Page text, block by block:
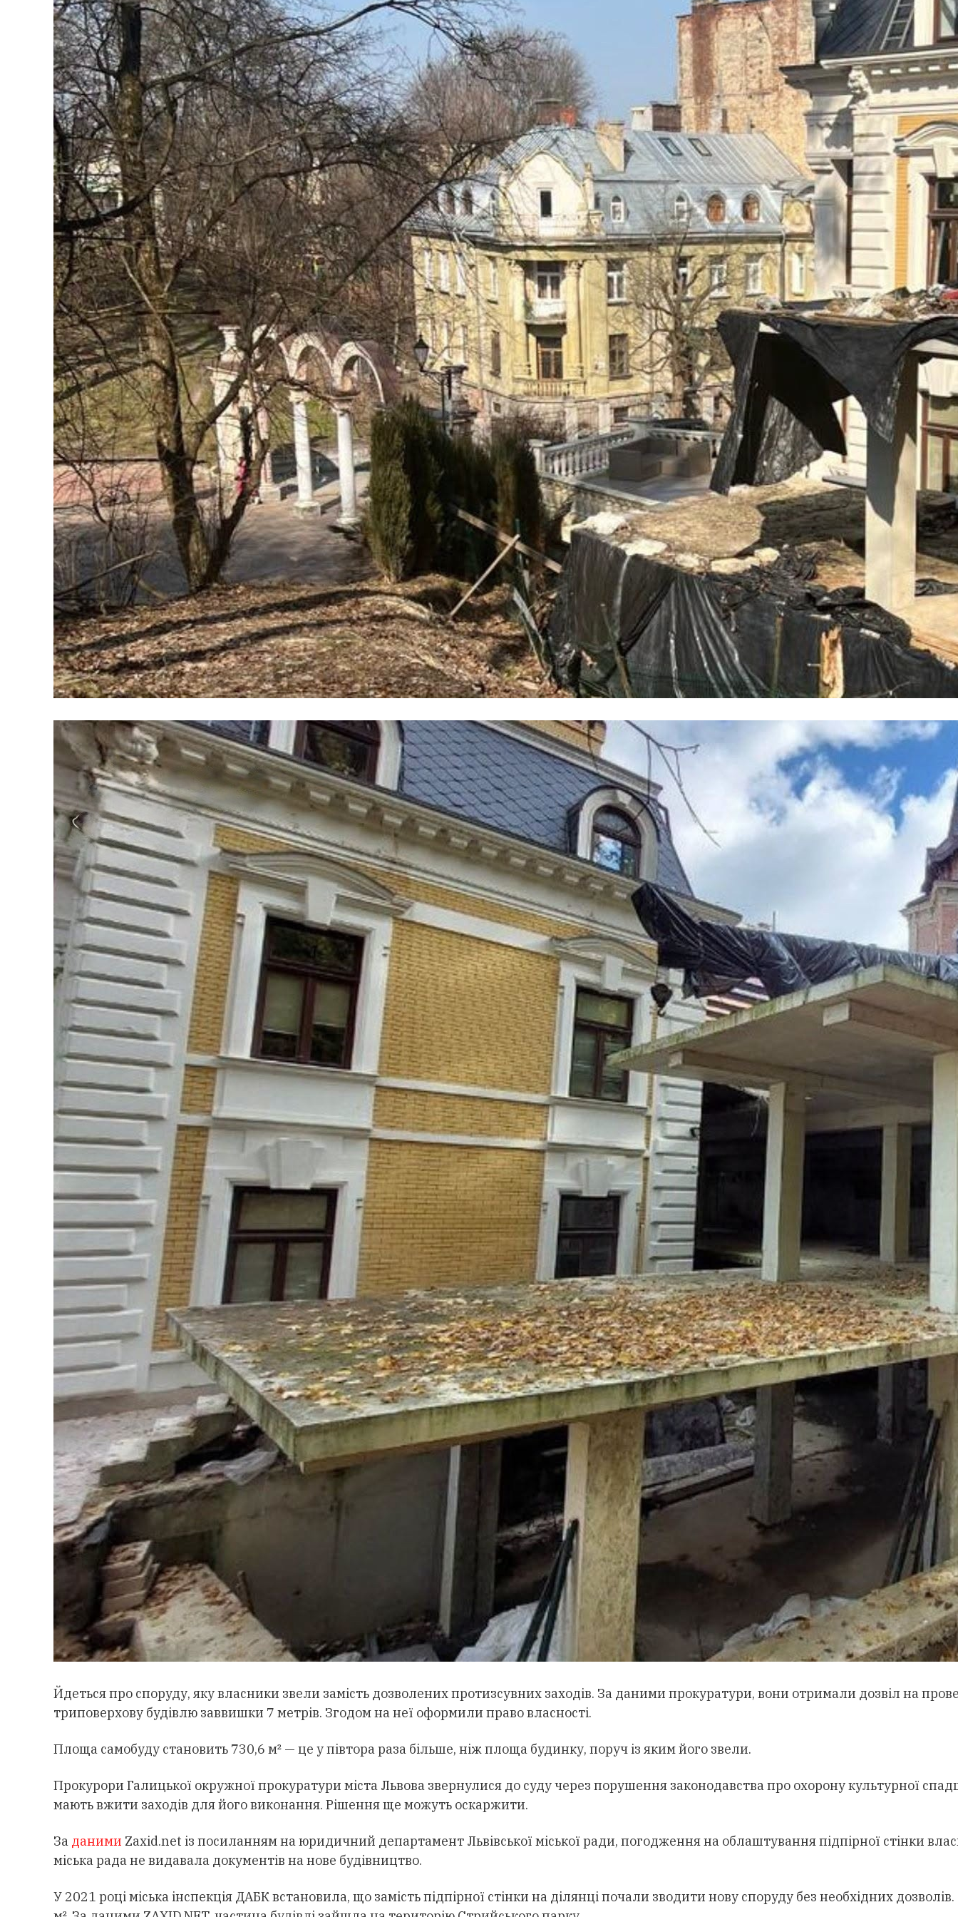
Йдеться про споруду, яку власники звели замість дозволених протизсувних заходів. За даними прокуратури, вони отримали дозвіл на
триповерхову будівлю заввишки 7 метрів. Згодом на неї оформили право власності.
Площа самобуду становить 730,6 м² — це у півтора раза більше, ніж площа будинку, поруч із яким його звели.
Прокурори Галицької окружної прокуратури міста Львова звернулися до суду через порушення законодавства про охорону культурної
мають вжити заходів для його виконання. Рішення ще можуть оскаржити.
За даними Zaxid.net із посиланням на юридичний департамент Львівської міської ради, погодження на облаштування підпірної стінки
міська рада не видавала документів на нове будівництво.
У 2021 році міська інспекція ДАБК встановила, що замість підпірної стінки на ділянці почали зводити нову споруду без необхідних